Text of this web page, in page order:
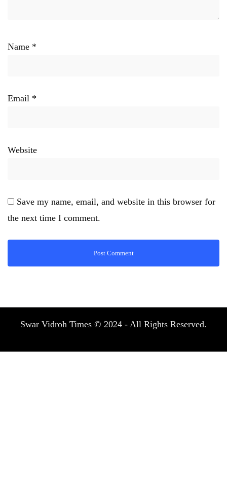
Name *
Email *
Website
Save my name, email, and website in this browser for
the next time I comment.
Swar Vidroh Times © 2024 - All Rights Reserved.